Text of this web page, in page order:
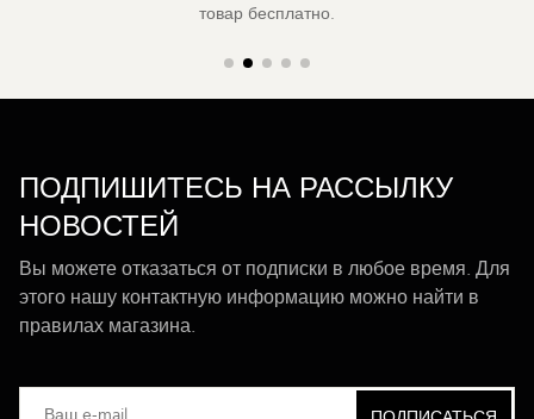
товар бесплатно.
ПОДПИШИТЕСЬ НА РАССЫЛКУ
НОВОСТЕЙ
Вы можете отказаться от подписки в любое время. Для
этого нашу контактную информацию можно найти в
правилах магазина.